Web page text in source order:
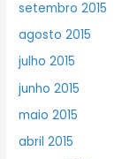
setembro 2015
agosto 2015
julho 2015
junho 2015
maio 2015
abril 2015